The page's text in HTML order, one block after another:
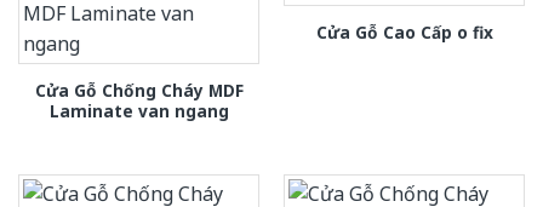
Cửa Gỗ Chống Cháy MDF
Laminate van ngang
Cửa Gỗ Cao Cấp o fix